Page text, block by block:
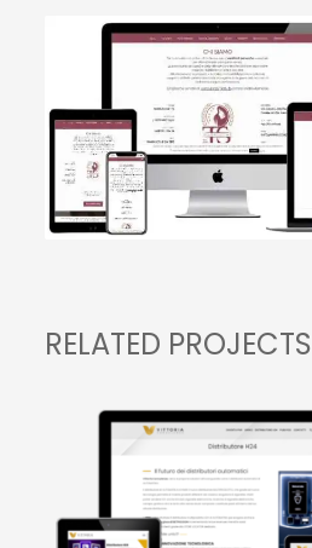
RELATED PROJECTS